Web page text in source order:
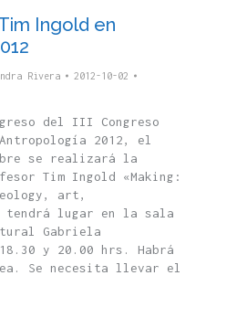
Ingold en
Rivera
2012-10-02
del III Congreso
2012, el
se realizará la
Tim Ingold «Making:
art,
lugar en la sala
Gabriela
y 20.00 hrs. Habrá
Se necesita llevar el